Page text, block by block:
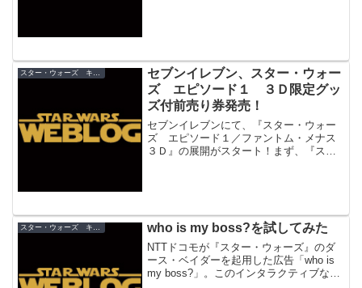
セブンイレブン、スター・ウォー
ズ エピソード１ ３Ｄ限定グッ
ズ付前売り券発売！
セブンイレブンにて、『スター・ウォー
ズ エピソード１／ファントム・メナス
３Ｄ』の展開がスタート！まず、『スタ
who is my boss?を試してみた
NTTドコモが『スター・ウォーズ』のダ
ース・ベイダーを起用した広告「who is
my boss?」。このインタラクティブな広